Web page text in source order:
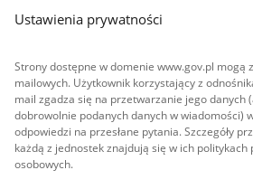
Ustawienia prywatności
Strony dostępne w domenie www.gov.pl mogą
mailowych. Użytkownik korzystający z
mail zgadza się na przetwarzanie jego danych
dobrowolnie podanych danych w wiadomości)
odpowiedzi na przesłane pytania. Szczegóły
każdą z jednostek znajdują się w ich
osobowych.